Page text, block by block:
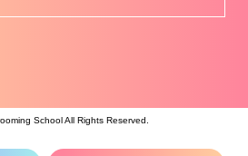
School All Rights Reserved.